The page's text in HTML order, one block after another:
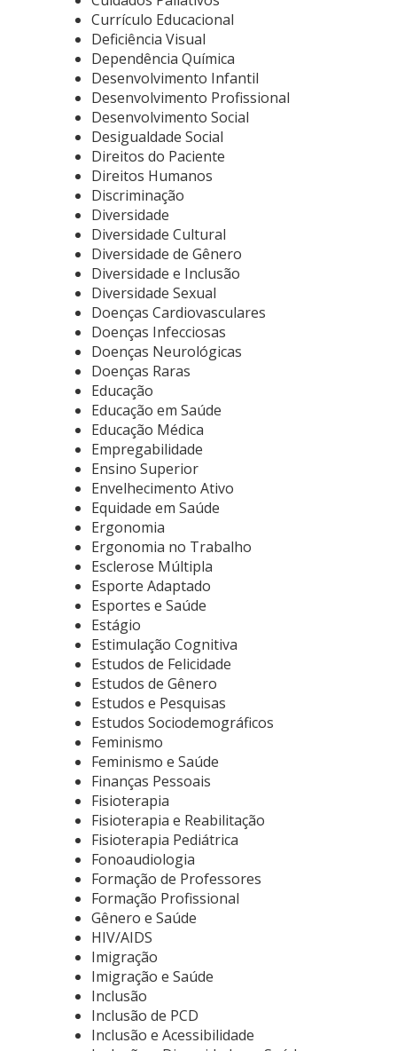
Currículo Educacional
Deficiência Visual
Dependência Química
Desenvolvimento Infantil
Desenvolvimento Profissional
Desenvolvimento Social
Desigualdade Social
Direitos do Paciente
Direitos Humanos
Discriminação
Diversidade
Diversidade Cultural
Diversidade de Gênero
Diversidade e Inclusão
Diversidade Sexual
Doenças Cardiovasculares
Doenças Infecciosas
Doenças Neurológicas
Doenças Raras
Educação
Educação em Saúde
Educação Médica
Empregabilidade
Ensino Superior
Envelhecimento Ativo
Equidade em Saúde
Ergonomia
Ergonomia no Trabalho
Esclerose Múltipla
Esporte Adaptado
Esportes e Saúde
Estágio
Estimulação Cognitiva
Estudos de Felicidade
Estudos de Gênero
Estudos e Pesquisas
Estudos Sociodemográficos
Feminismo
Feminismo e Saúde
Finanças Pessoais
Fisioterapia
Fisioterapia e Reabilitação
Fisioterapia Pediátrica
Fonoaudiologia
Formação de Professores
Formação Profissional
Gênero e Saúde
HIV/AIDS
Imigração
Imigração e Saúde
Inclusão
Inclusão de PCD
Inclusão e Acessibilidade